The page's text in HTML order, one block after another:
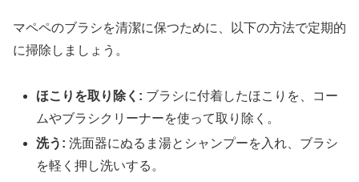
マペペのブラシを清潔に保つために、以下の方法で定期的
に掃除しましょう。
ほこりを取り除く: ブラシに付着したほこりを、コー
ムやブラシクリーナーを使って取り除く。
洗う: 洗面器にぬるま湯とシャンプーを入れ、ブラシ
を軽く押し洗いする。